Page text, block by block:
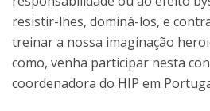
resistir-lhes, dominá-los, e
treinar a nossa imaginação
como, venha participar nesta
coordenadora do HIP em